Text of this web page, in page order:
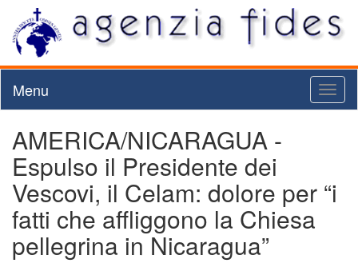
Menu
AMERICA/NICARAGUA -
Espulso il Presidente dei
Vescovi, il Celam: dolore per “i
fatti che affliggono la Chiesa
pellegrina in Nicaragua”